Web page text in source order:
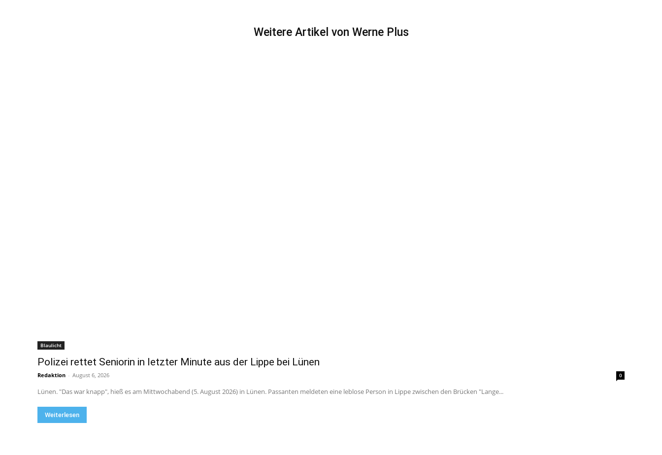
Weitere Artikel von Werne Plus
Blaulicht
Polizei rettet Seniorin in letzter Minute aus der Lippe bei Lünen
Redaktion - August 6, 2026 0
Lünen. "Das war knapp", hieß es am Mittwochabend (5. August 2026) in Lünen. Passanten meldeten eine leblose Person in Lippe zwischen den Brücken "Lange...
Weiterlesen